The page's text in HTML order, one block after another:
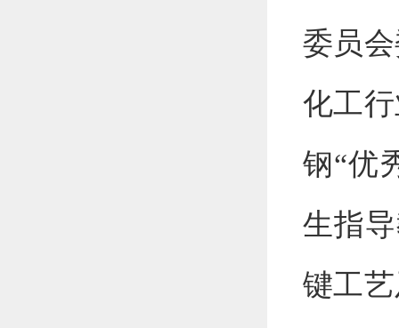
委员会
化工
钢“优
生指
键工